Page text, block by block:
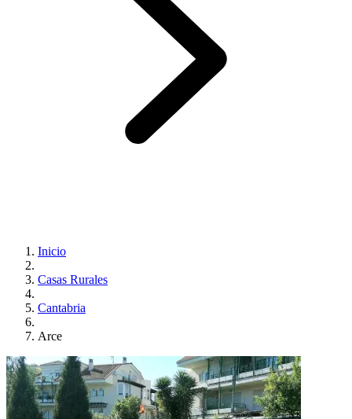
Inicio
Casas Rurales
Cantabria
Arce